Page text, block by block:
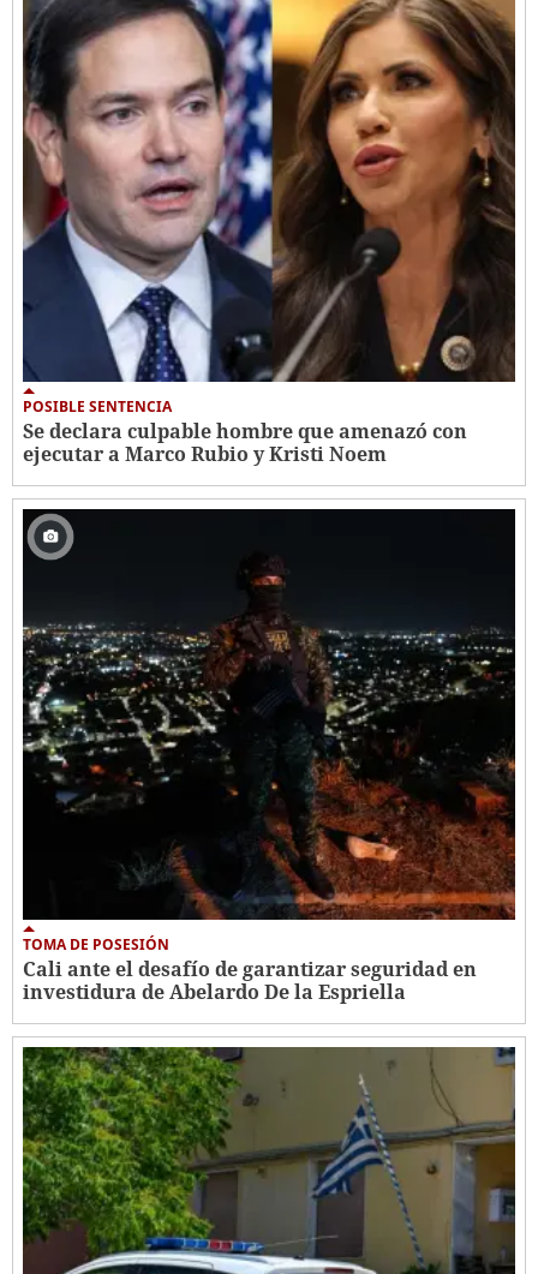
POSIBLE SENTENCIA
Se declara culpable hombre que amenazó con
ejecutar a Marco Rubio y Kristi Noem
TOMA DE POSESIÓN
Cali ante el desafío de garantizar seguridad en
investidura de Abelardo De la Espriella